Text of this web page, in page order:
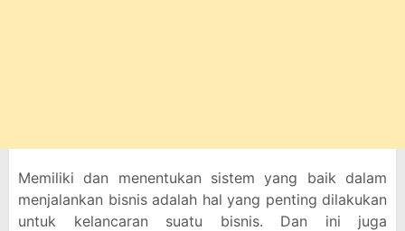
Memiliki dan menentukan sistem yang baik dalam
menjalankan bisnis adalah hal yang penting dilakukan
untuk kelancaran suatu bisnis. Dan ini juga